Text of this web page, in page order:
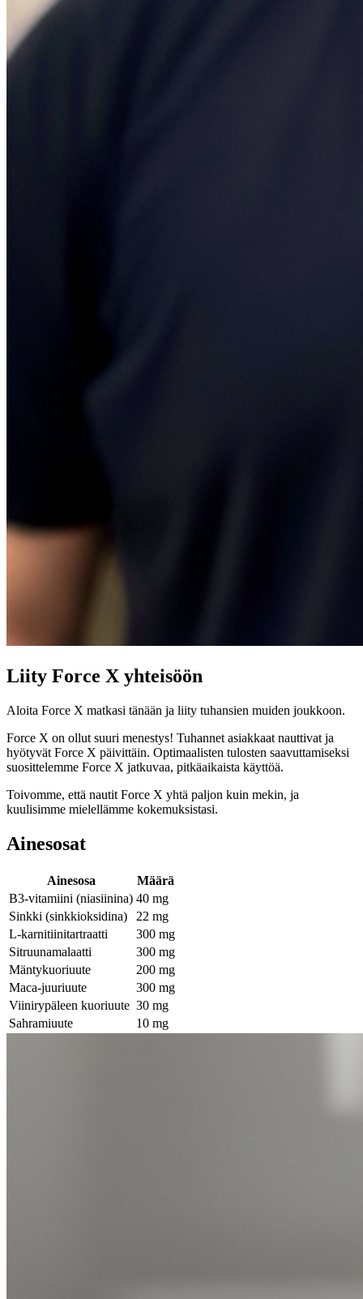
Liity Force X yhteisöön
Aloita Force X matkasi tänään ja liity tuhansien muiden joukkoon.
Force X on ollut suuri menestys! Tuhannet asiakkaat nauttivat ja
hyötyvät Force X päivittäin. Optimaalisten tulosten saavuttamiseksi
suosittelemme Force X jatkuvaa, pitkäaikaista käyttöä.
Toivomme, että nautit Force X yhtä paljon kuin mekin, ja
kuulisimme mielellämme kokemuksistasi.
Ainesosat
Ainesosa
Määrä
B3-vitamiini (niasiinina) 40 mg
Sinkki (sinkkioksidina)
22 mg
L-karnitiinitartraatti
300 mg
Sitruunamalaatti
300 mg
Mäntykuoriuute
200 mg
Maca-juuriuute
300 mg
Viinirypäleen kuoriuute 30 mg
Sahramiuute
10 mg